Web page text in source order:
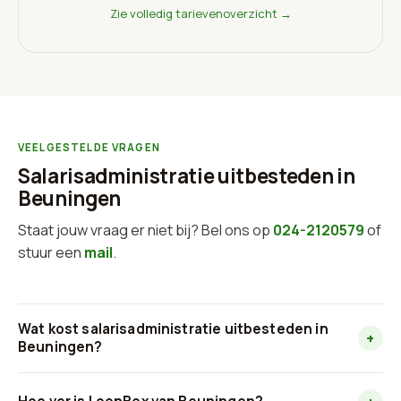
Zie volledig tarievenoverzicht →
VEELGESTELDE VRAGEN
Salarisadministratie uitbesteden in
Beuningen
Staat jouw vraag er niet bij? Bel ons op 024-2120579of
stuur een mail.
Wat kost salarisadministratie uitbesteden in
Beuningen?
+